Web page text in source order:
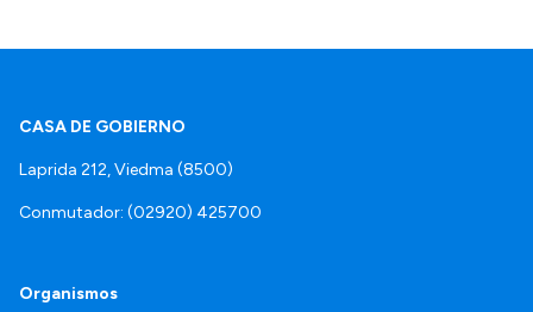
CASA DE GOBIERNO
Laprida 212, Viedma (8500)
Conmutador: (02920) 425700
Organismos